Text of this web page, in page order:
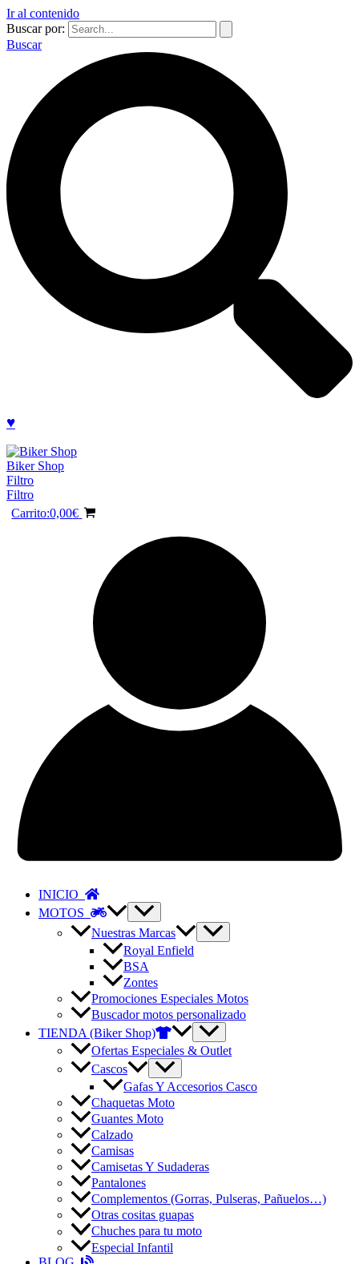
Ir al contenido
Buscar por:
Buscar
♥
Biker Shop
Filtro
Filtro
Carrito:0,00€
INICIO
MOTOS
Nuestras Marcas
Royal Enfield
BSA
Zontes
Promociones Especiales Motos
Buscador motos personalizado
TIENDA (Biker Shop)
Ofertas Especiales & Outlet
Cascos
Gafas Y Accesorios Casco
Chaquetas Moto
Guantes Moto
Calzado
Camisas
Camisetas Y Sudaderas
Pantalones
Complementos (Gorras, Pulseras, Pañuelos…)
Otras cositas guapas
Chuches para tu moto
Especial Infantil